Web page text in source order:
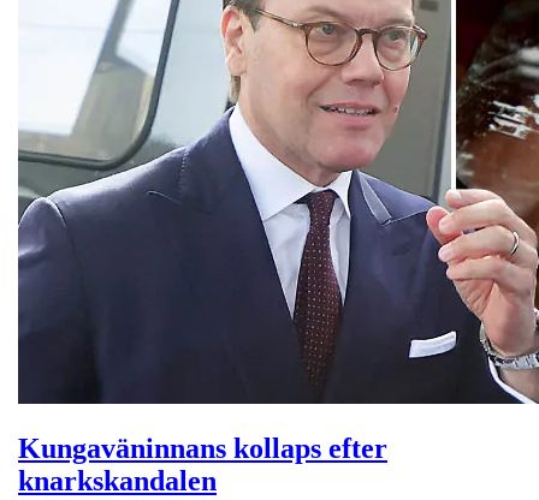
Kungaväninnans kollaps efter
knarkskandalen